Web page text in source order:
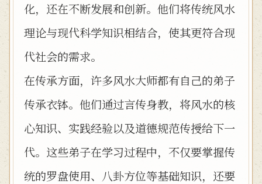
化，还在不断发展和创新。他们将传统风水
理论与现代科学知识相结合，使其更符合现
代社会的需求。
在传承方面，许多风水大师都有自己的弟子
传承衣钵。他们通过言传身教，将风水的核
心知识、实践经验以及道德规范传授给下一
代。这些弟子在学习过程中，不仅要掌握传
统的罗盘使用、八卦方位等基础知识，还要